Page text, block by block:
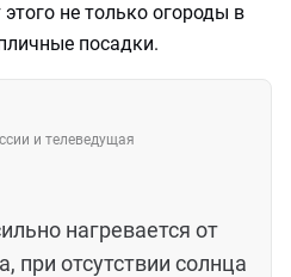
не только огороды в
посадки.
и телеведущая
нагревается от
при отсутствии солнца